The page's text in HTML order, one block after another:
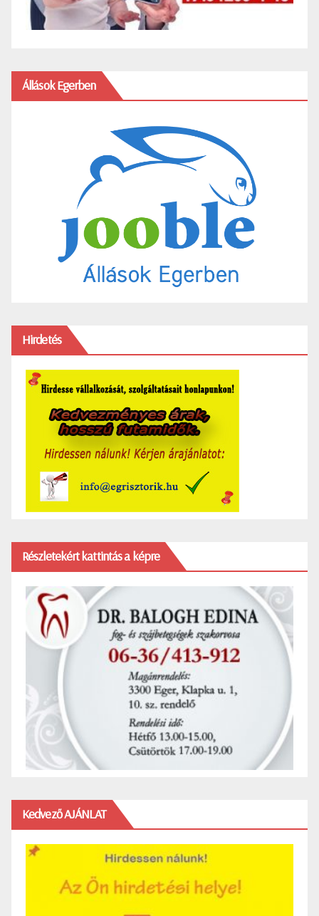
Állások Egerben
Hirdetés
Részletekért kattintás a képre
Kedvező AJÁNLAT